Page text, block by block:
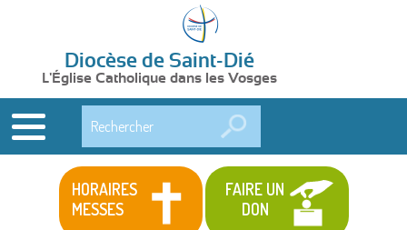
Diocèse de Saint-Dié
L'Église Catholique dans les Vosges
HORAIRES
MESSES
FAIRE UN
DON